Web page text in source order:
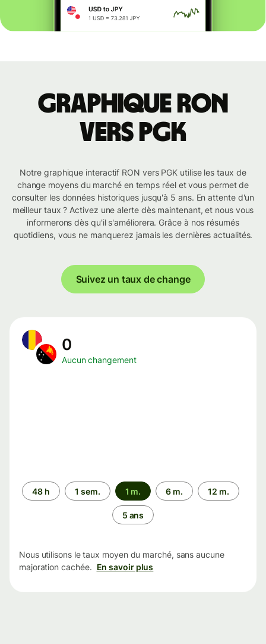
Graphique RON
vers PGK
Notre graphique interactif RON vers PGK utilise les taux de
change moyens du marché en temps réel et vous permet de
consulter les données historiques jusqu'à 5 ans. En attente d'un
meilleur taux ? Activez une alerte dès maintenant, et nous vous
informerons dès qu'il s'améliorera. Grâce à nos résumés
quotidiens, vous ne manquerez jamais les dernières actualités.
Suivez un taux de change
0
Aucun changement
Période
48 h 1 sem. 1 m. 6 m. 12 m.
5 ans
Nous utilisons le taux moyen du marché, sans aucune
majoration cachée. En savoir plus